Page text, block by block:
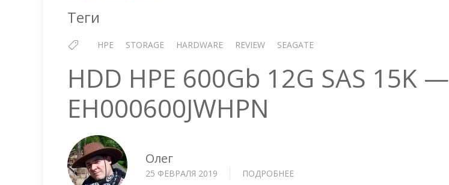
Теги
HPE STORAGE HARDWARE REVIEW SEAGATE
HDD HPE 600Gb 12G SAS 15K —
EH000600JWHPN
Олег
25 ФЕВРАЛЯ 2019 ПОДРОБНЕЕ